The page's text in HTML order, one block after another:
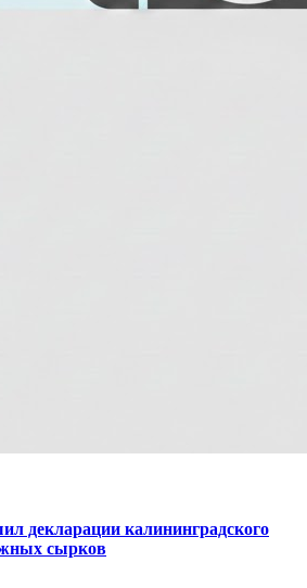
декларации калининградского
сырков